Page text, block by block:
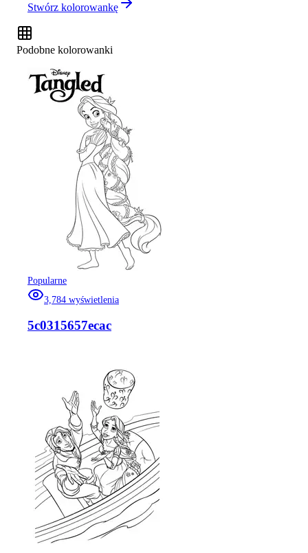
Stwórz kolorowankę
Podobne kolorowanki
Popularne
3,784 wyświetlenia
5c0315657ecac